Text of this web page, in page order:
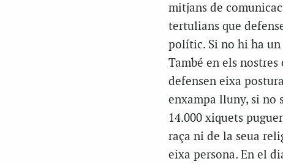
mitjans de
tertulians que
polític. Si no hi ha
També en els
defensen eixa
enxampa lluny, si no
14.000 xiquets
raça ni de la seua
eixa persona. En el